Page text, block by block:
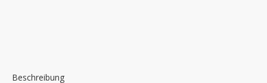
Beschreibung